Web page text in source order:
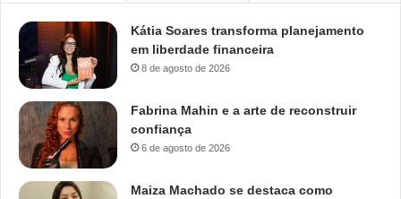
Kátia Soares transforma planejamento
em liberdade financeira
8 de agosto de 2026
Fabrina Mahin e a arte de reconstruir
confiança
6 de agosto de 2026
Maiza Machado se destaca como